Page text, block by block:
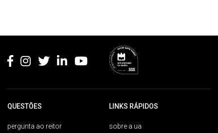
QUESTÕES
pergunta ao reitor
LINKS RÁPIDOS
sobre a ua